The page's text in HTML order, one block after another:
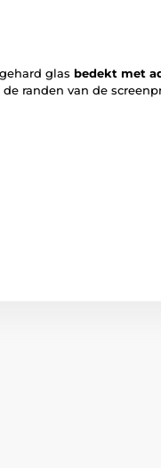
glas bedekt met
randen van de